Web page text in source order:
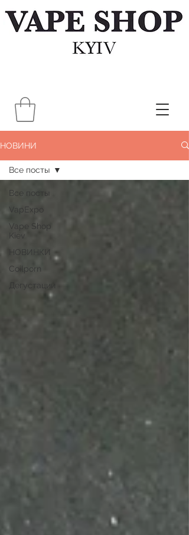
НОВИНИ
Все посты
VapExpo
Vape Shop
Kiev
НОВИНКИ
Coilporn
Дегустации
Все посты